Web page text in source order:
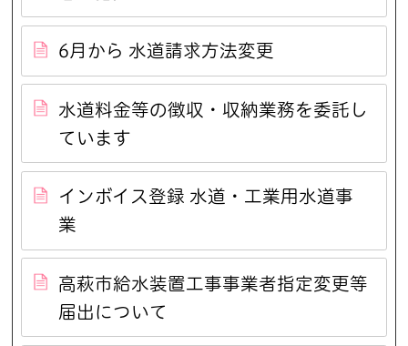
6月から 水道請求方法変更
水道料金等の徴収・収納業務を委託し
ています
インボイス登録 水道・工業用水道事
業
高萩市給水装置工事事業者指定変更等
届出について